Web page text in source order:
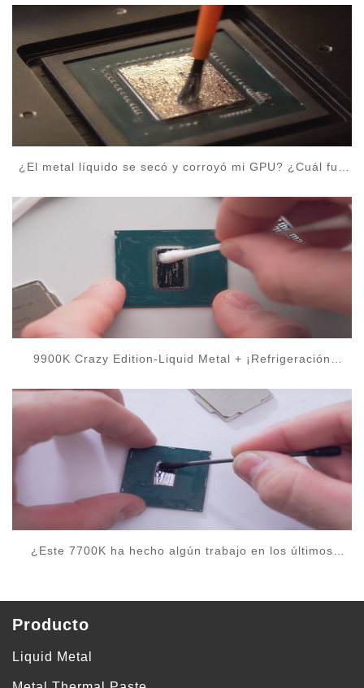
conductividad térmica de al menos 20W / m · K. Tiene
una excelente adhesión y resistencia a altas
temperaturas, y no fluye, se volatiliza ni se oxida en
ambientes de alta temperatura.
¿El metal líquido se secó y corroyó mi GPU? ¿Cuál fue
resultados de enfriamiento de metal líquido a
continuación!
9900K Crazy Edition-Liquid Metal + ¡Refrigeración
¿Este 7700K ha hecho algún trabajo en los últimos
¿cuál es el efecto?
Producto
Liquid Metal